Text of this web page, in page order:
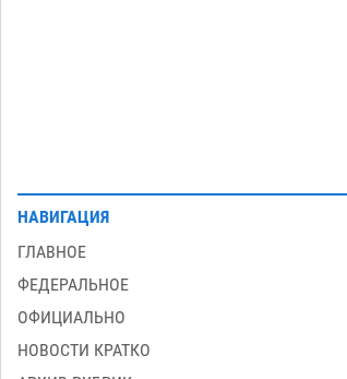
НАВИГАЦИЯ
ГЛАВНОЕ
ФЕДЕРАЛЬНОЕ
ОФИЦИАЛЬНО
НОВОСТИ КРАТКО